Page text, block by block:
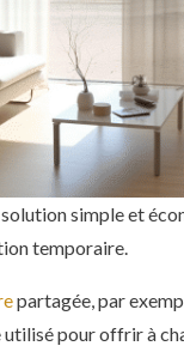
solution simple et
temporaire.
partagée, par
pour offrir à